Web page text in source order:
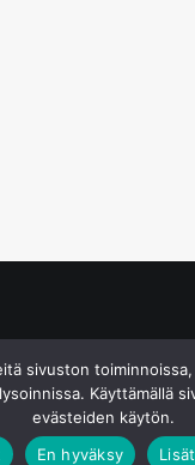
sivuston
Käyttämällä
evästeiden käytön.
En hyväksy